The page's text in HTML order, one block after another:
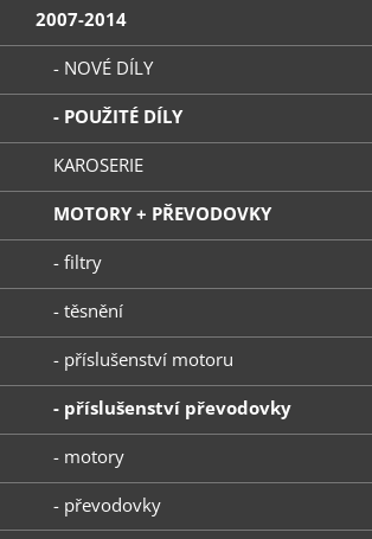
2007-2014
- NOVÉ DÍLY
- POUŽITÉ DÍLY
KAROSERIE
MOTORY + PŘEVODOVKY
- filtry
- těsnění
- příslušenství motoru
- příslušenství převodovky
- motory
- převodovky